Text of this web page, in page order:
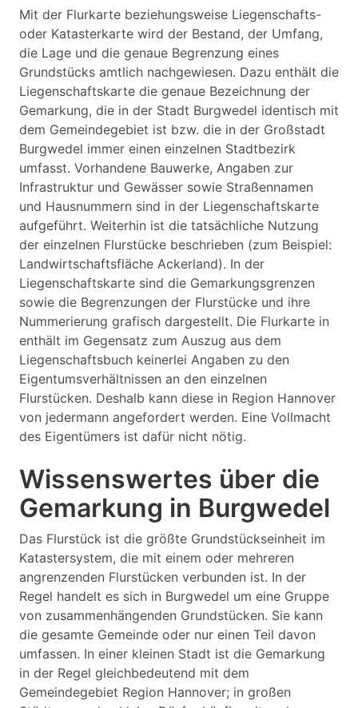
Mit der Flurkarte beziehungsweise Liegenschafts-
oder Katasterkarte wird der Bestand, der Umfang,
die Lage und die genaue Begrenzung eines
Grundstücks amtlich nachgewiesen. Dazu enthält die
Liegenschaftskarte die genaue Bezeichnung der
Gemarkung, die in der Stadt Burgwedel identisch mit
dem Gemeindegebiet ist bzw. die in der Großstadt
Burgwedel immer einen einzelnen Stadtbezirk
umfasst. Vorhandene Bauwerke, Angaben zur
Infrastruktur und Gewässer sowie Straßennamen
und Hausnummern sind in der Liegenschaftskarte
aufgeführt. Weiterhin ist die tatsächliche Nutzung
der einzelnen Flurstücke beschrieben (zum Beispiel:
Landwirtschaftsfläche Ackerland). In der
Liegenschaftskarte sind die Gemarkungsgrenzen
sowie die Begrenzungen der Flurstücke und ihre
Nummerierung grafisch dargestellt. Die Flurkarte in
enthält im Gegensatz zum Auszug aus dem
Liegenschaftsbuch keinerlei Angaben zu den
Eigentumsverhältnissen an den einzelnen
Flurstücken. Deshalb kann diese in Region Hannover
von jedermann angefordert werden. Eine Vollmacht
des Eigentümers ist dafür nicht nötig.
Wissenswertes über die
Gemarkung in Burgwedel
Das Flurstück ist die größte Grundstückseinheit im
Katastersystem, die mit einem oder mehreren
angrenzenden Flurstücken verbunden ist. In der
Regel handelt es sich in Burgwedel um eine Gruppe
von zusammenhängenden Grundstücken. Sie kann
die gesamte Gemeinde oder nur einen Teil davon
umfassen. In einer kleinen Stadt ist die Gemarkung
in der Regel gleichbedeutend mit dem
Gemeindegebiet Region Hannover; in großen